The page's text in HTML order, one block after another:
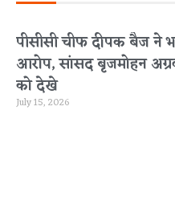
पीसीसी चीफ दीपक बैज ने
आरोप, सांसद बृजमोहन
को देखे
July 15, 2026